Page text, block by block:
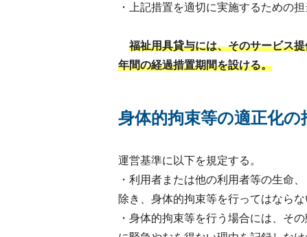
・上記措置を適切に実施するための担
福祉用具貸与には、そのサービス
年間の経過措置期間を設ける。
身体的拘束等の適正化の
運営基準に以下を規定する。
・利用者または他の利用者等の生命
除き、身体的拘束等を行ってはならな
・身体的拘束等を行う場合には、そ